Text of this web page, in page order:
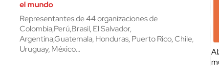
el mundo
Representantes de 44 organizaciones de
Colombia,Perú,Brasil, El Salvador,
Argentina,Guatemala, Honduras, Puerto Rico, Chile,
Uruguay, México…